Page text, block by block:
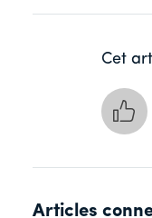
Cet
Articles